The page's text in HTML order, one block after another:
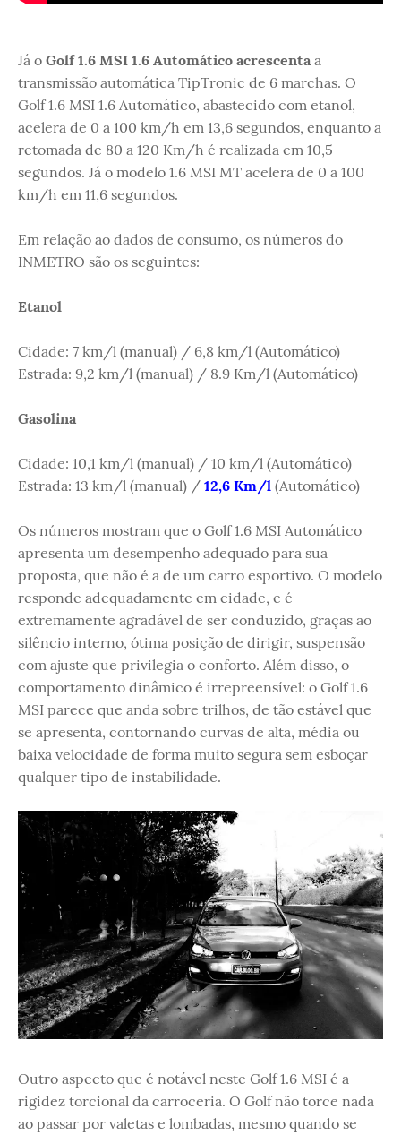
Já o Golf 1.6 MSI 1.6 Automático acrescenta a
transmissão automática TipTronic de 6 marchas. O
Golf 1.6 MSI 1.6 Automático, abastecido com etanol,
acelera de 0 a 100 km/h em 13,6 segundos, enquanto a
retomada de 80 a 120 Km/h é realizada em 10,5
segundos. Já o modelo 1.6 MSI MT acelera de 0 a 100
km/h em 11,6 segundos.
Em relação ao dados de consumo, os números do
INMETRO são os seguintes:
Etanol
Cidade: 7 km/l (manual) / 6,8 km/l (Automático)
Estrada: 9,2 km/l (manual) / 8.9 Km/l (Automático)
Gasolina
Cidade: 10,1 km/l (manual) / 10 km/l (Automático)
Estrada: 13 km/l (manual) / 12,6 Km/l (Automático)
Os números mostram que o Golf 1.6 MSI Automático
apresenta um desempenho adequado para sua
proposta, que não é a de um carro esportivo. O modelo
responde adequadamente em cidade, e é
extremamente agradável de ser conduzido, graças ao
silêncio interno, ótima posição de dirigir, suspensão
com ajuste que privilegia o conforto. Além disso, o
comportamento dinâmico é irrepreensível: o Golf 1.6
MSI parece que anda sobre trilhos, de tão estável que
se apresenta, contornando curvas de alta, média ou
baixa velocidade de forma muito segura sem esboçar
qualquer tipo de instabilidade.
Outro aspecto que é notável neste Golf 1.6 MSI é a
rigidez torcional da carroceria. O Golf não torce nada
ao passar por valetas e lombadas, mesmo quando se